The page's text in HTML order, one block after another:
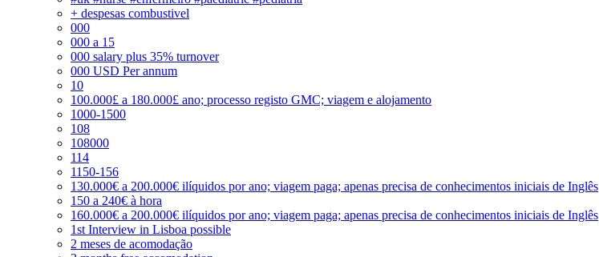
+ despesas combustivel
000
000 a 15
000 salary plus 35% turnover
000 USD Per annum
10
100.000£ a 180.000£ ano; processo registo GMC; viagem e alojamento
1000-1500
108
108000
114
1150-156
130.000€ a 200.000€ ilíquidos por ano; viagem paga; apenas precisa de conhecimentos iniciais de Inglês
150 a 240€ à hora
160.000€ a 200.000€ ilíquidos por ano; viagem paga; apenas precisa de conhecimentos iniciais de Inglês
1st Interview in Lisboa possible
2 meses de acomodação